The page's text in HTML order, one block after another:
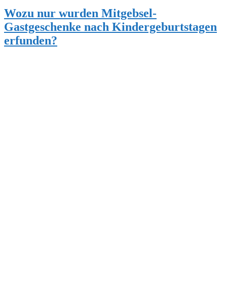
Wozu nur wurden Mitgebsel-
Gastgeschenke nach Kindergeburtstagen
erfunden?